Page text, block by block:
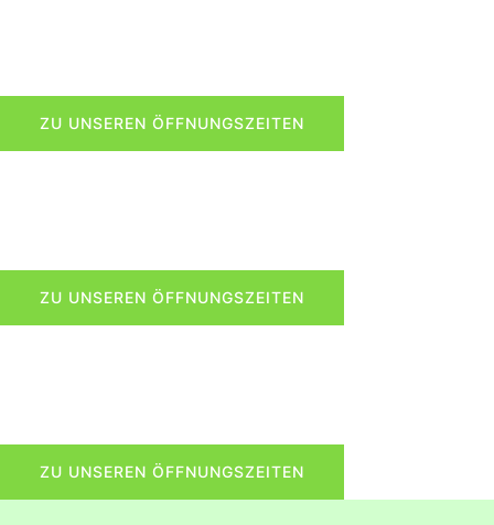
ZU UNSEREN ÖFFNUNGSZEITEN
ZU UNSEREN ÖFFNUNGSZEITEN
ZU UNSEREN ÖFFNUNGSZEITEN